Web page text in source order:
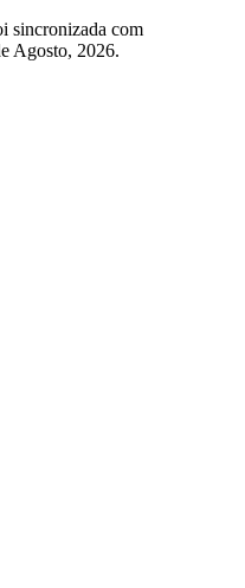
sincronizada com
Agosto, 2026.